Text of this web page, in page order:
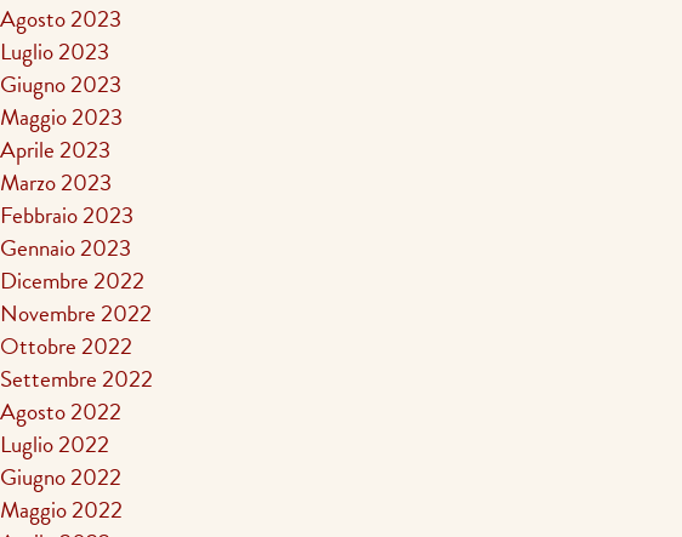
Agosto 2023
Luglio 2023
Giugno 2023
Maggio 2023
Aprile 2023
Marzo 2023
Febbraio 2023
Gennaio 2023
Dicembre 2022
Novembre 2022
Ottobre 2022
Settembre 2022
Agosto 2022
Luglio 2022
Giugno 2022
Maggio 2022